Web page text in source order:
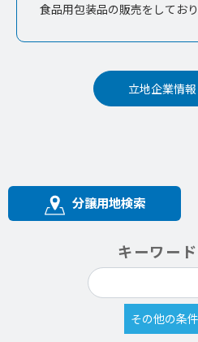
食品用包装品の販売をしており
立地企業情
分譲用地検索
キーワー